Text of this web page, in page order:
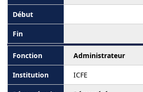
Administrateur
ICFE